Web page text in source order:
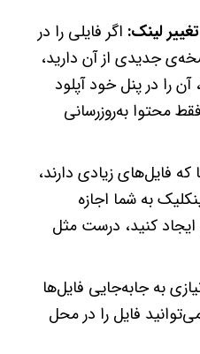
لینک: اگر فایلی را در
جدیدی از آن دارید،
را در پنل خود آپلود
محتوا به‌روزرسانی
که فایل‌های زیادی دارند،
به شما اجازه
کنید، درست مثل
به جابه‌جایی فایل‌ها
فایل را در محل